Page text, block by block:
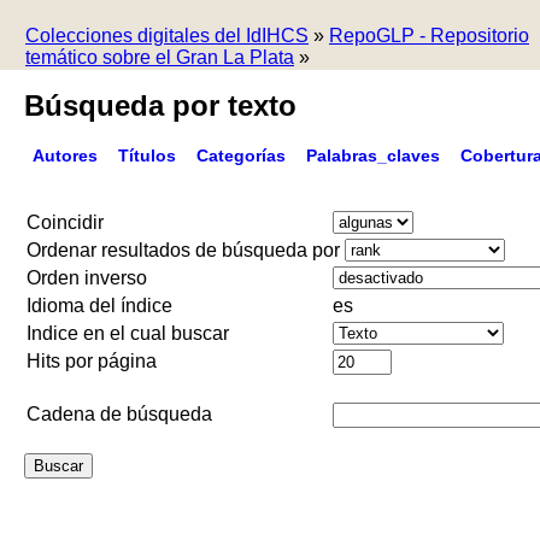
Colecciones digitales del IdIHCS » RepoGLP - Repositorio
temático sobre el Gran La Plata »
Búsqueda por texto
Autores Títulos Categorías Palabras_claves
Coincidir
Ordenar resultados de búsqueda por
Orden inverso
Idioma del índice
es
Indice en el cual buscar
Hits por página
Cadena de búsqueda